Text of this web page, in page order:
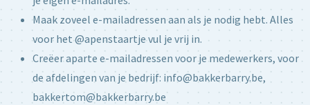
Maak zoveel e-mailadressen aan als je nodig hebt. Alles
voor het @apenstaartje vul je vrij in.
Creëer aparte e-mailadressen voor je medewerkers, voor
de afdelingen van je bedrijf: info@bakkerbarry.be,
bakkertom@bakkerbarry.be